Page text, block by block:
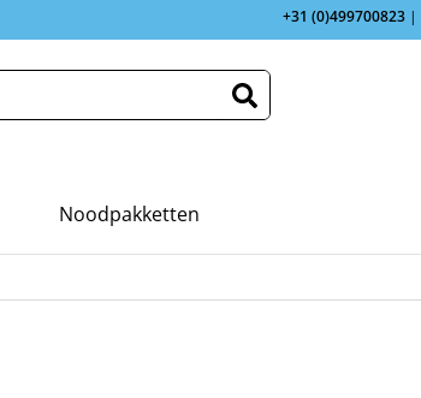
+31 (0)499700823 |
Noodpakketten